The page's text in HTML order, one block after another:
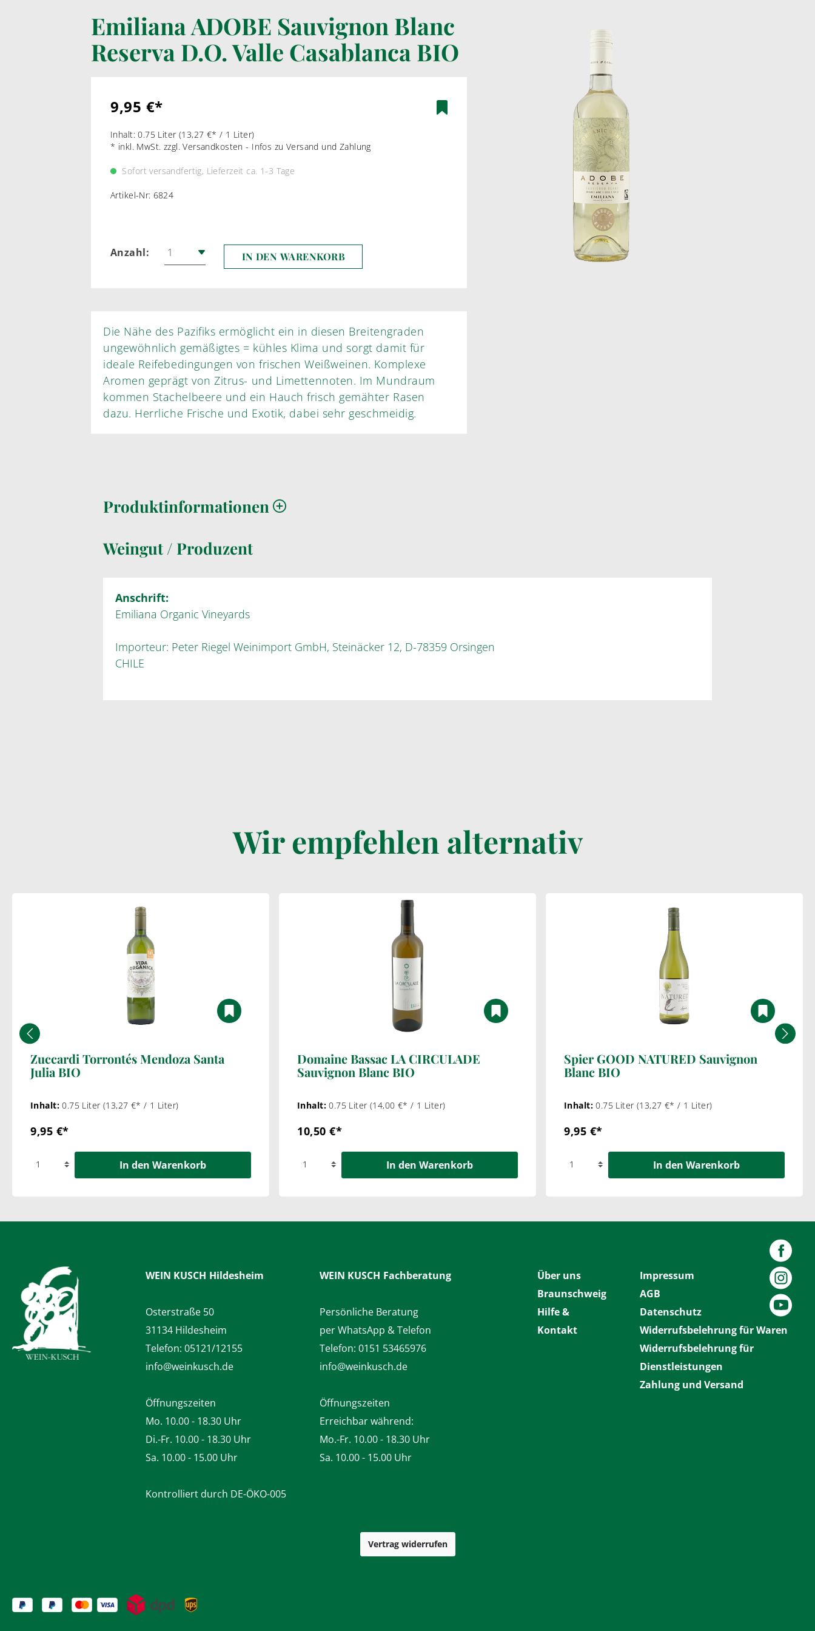
LIKÖRWEIN
PORTWEIN
MARSALA & CO
RARITÄTEN
WEIßWEIN
BAG-IN-BOX WEINE
WEIßWEIN
Emiliana ADOBE Sauvignon Blanc
Reserva D.O. Valle Casablanca BIO
9,95 €*
Inhalt:0.75 Liter (13,27 €* / 1 Liter)
* inkl. MwSt. zzgl. Versandkosten - Infos zu Versand und Zahlung
Sofort versandfertig, Lieferzeit ca. 1-3 Tage
Artikel-Nr: 6824
Anzahl: IN DEN WARENKORB
Die Nähe des Pazifiks ermöglicht ein in diesen Breitengraden
ungewöhnlich gemäßigtes = kühles Klima und sorgt damit für
ideale Reifebedingungen von frischen Weißweinen. Komplexe
Aromen geprägt von Zitrus- und Limettennoten. Im Mundraum
kommen Stachelbeere und ein Hauch frisch gemähter Rasen
dazu. Herrliche Frische und Exotik, dabei sehr geschmeidig.
Produktinformationen
Weingut / Produzent
Anschrift:
Emiliana Organic Vineyards
Importeur: Peter Riegel Weinimport GmbH, Steinäcker 12, D-78359 Orsingen
CHILE
Wir empfehlen alternativ
Zuccardi Torrontés Mendoza Santa
Julia BIO
Inhalt:0.75 Liter (13,27 €* / 1 Liter)
9,95 €*
In den Warenkorb
Domaine Bassac LA CIRCULADE
Sauvignon Blanc BIO
Inhalt:0.75 Liter (14,00 €* / 1 Liter)
10,50 €*
In den Warenkorb
Spier GOOD NATURED Sauvignon
Blanc BIO
Inhalt:0.75 Liter (13,27 €* / 1 Liter)
9,95 €*
In den Warenkorb
WEIN KUSCH Hildesheim
Osterstraße 50
31134 Hildesheim
Telefon: 05121/12155
info@weinkusch.de
Öffnungszeiten
Mo. 10.00 - 18.30 Uhr
Di.-Fr. 10.00 - 18.30 Uhr
Sa. 10.00 - 15.00 Uhr
Kontrolliert durch DE-ÖKO-005
WEIN KUSCH Fachberatung
Persönliche Beratung
per WhatsApp & Telefon
Telefon: 0151 53465976
info@weinkusch.de
Öffnungszeiten
Erreichbar während:
Mo.-Fr. 10.00 - 18.30 Uhr
Sa. 10.00 - 15.00 Uhr
Über uns
Braunschweig
Hilfe &
Kontakt
Impressum
AGB
Datenschutz
Widerrufsbelehrung für Waren
Widerrufsbelehrung für
Dienstleistungen
Zahlung und Versand
Vertrag widerrufen